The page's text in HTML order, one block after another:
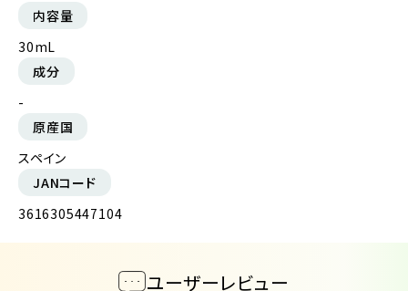
内容量
30mL
成分
-
原産国
スペイン
JANコード
3616305447104
ユーザーレビュー